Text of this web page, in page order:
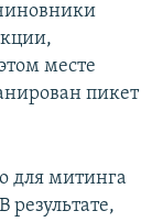
месте
пикет
для митинга
результате,